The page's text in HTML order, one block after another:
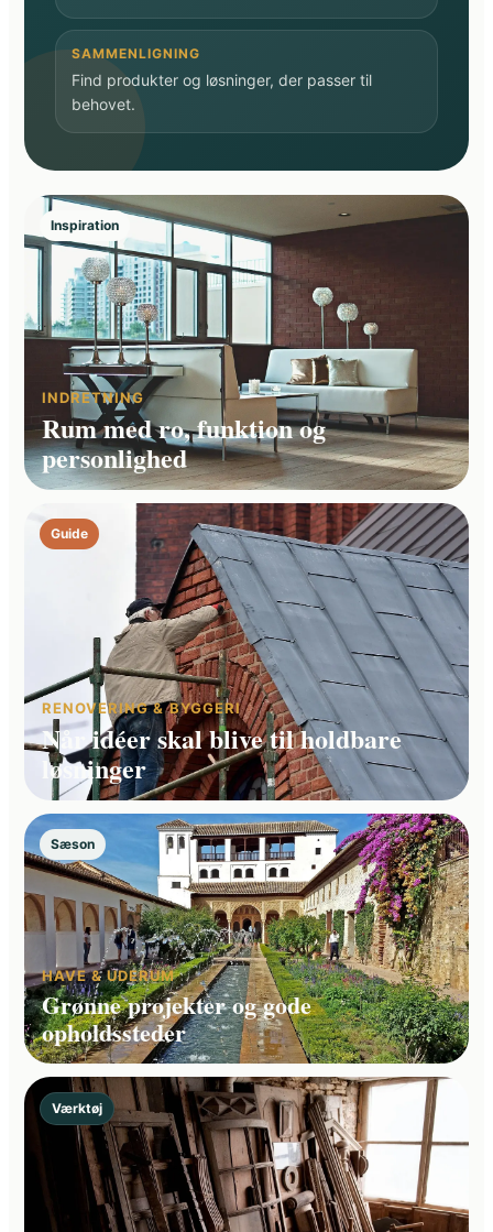
SAMMENLIGNING
Find produkter og løsninger, der passer til
behovet.
Inspiration
INDRETNING
Rum med ro, funktion og
personlighed
Guide
RENOVERING & BYGGERI
Når idéer skal blive til holdbare
løsninger
Sæson
HAVE & UDERUM
Grønne projekter og gode
opholdssteder
Værktøj